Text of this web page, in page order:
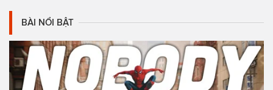
BÀI NỔI BẬT